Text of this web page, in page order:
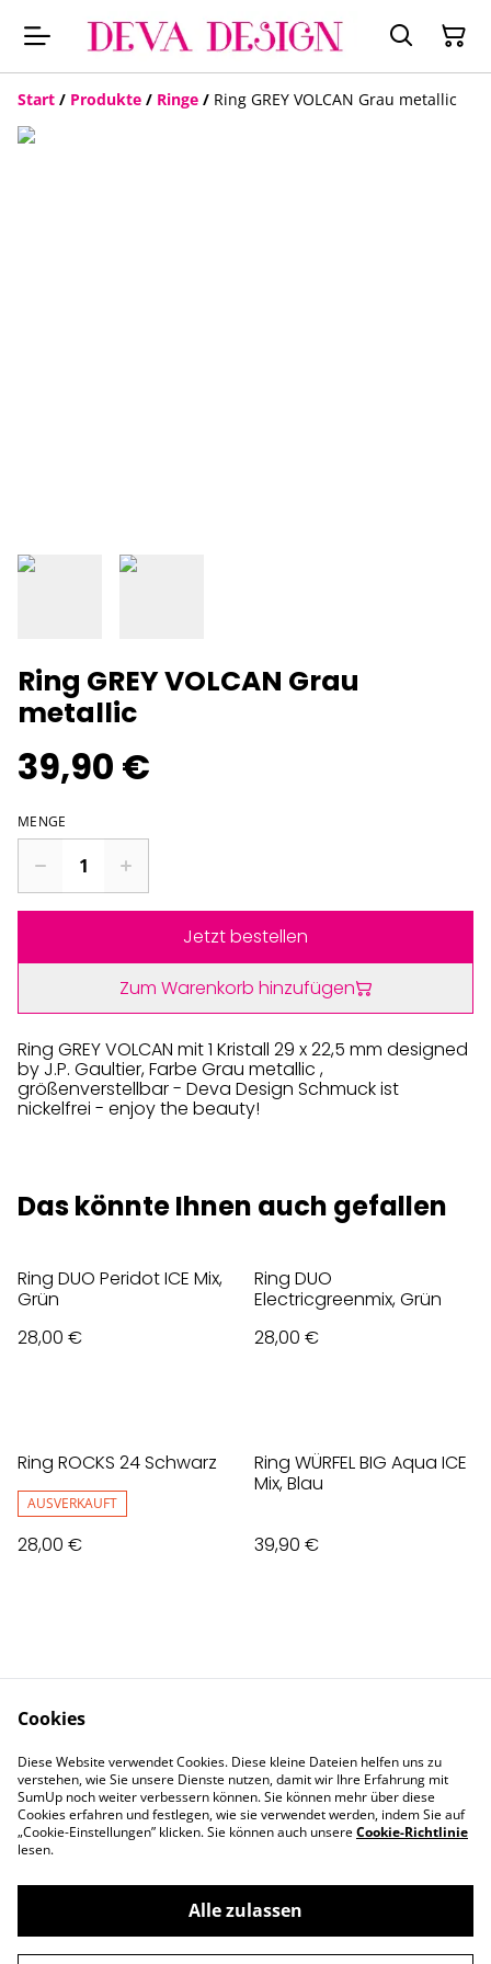
Start / Produkte / Ringe / Ring GREY VOLCAN Grau metallic
Ring GREY VOLCAN Grau
metallic
39,90 €
MENGE
Jetzt bestellen
Zum Warenkorb hinzufügen
Ring GREY VOLCAN mit 1 Kristall 29 x 22,5 mm designed
by J.P. Gaultier, Farbe Grau metallic ,
größenverstellbar - Deva Design Schmuck ist
nickelfrei - enjoy the beauty!
Das könnte Ihnen auch gefallen
Ring DUO Peridot ICE Mix,
Grün
28,00 €
Ring DUO
Electricgreenmix, Grün
28,00 €
Ring ROCKS 24 Schwarz
AUSVERKAUFT
28,00 €
Ring WÜRFEL BIG Aqua ICE
Mix, Blau
39,90 €
Privacy Policy
Cookie Policy
Impressum
©2026Deva Design - die Schmuckmanufaktur
Cookies
Diese Website verwendet Cookies. Diese kleine Dateien helfen uns zu
verstehen, wie Sie unsere Dienste nutzen, damit wir Ihre Erfahrung mit
SumUp noch weiter verbessern können. Sie können mehr über diese
Cookies erfahren und festlegen, wie sie verwendet werden, indem Sie auf
„Cookie-Einstellungen” klicken. Sie können auch unsereCookie-Richtlinie
lesen.
Alle zulassen